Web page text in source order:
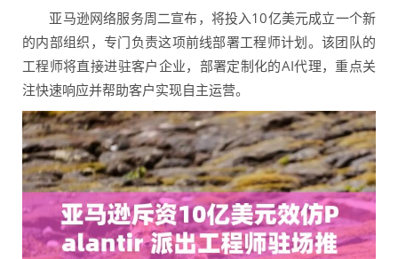
亚马逊网络服务周二宣布，将投入10亿美元成立一个新
的内部组织，专门负责这项前线部署工程师计划。该团队的
工程师将直接进驻客户企业，部署定制化的AI代理，重点关
注快速响应并帮助客户实现自主运营。